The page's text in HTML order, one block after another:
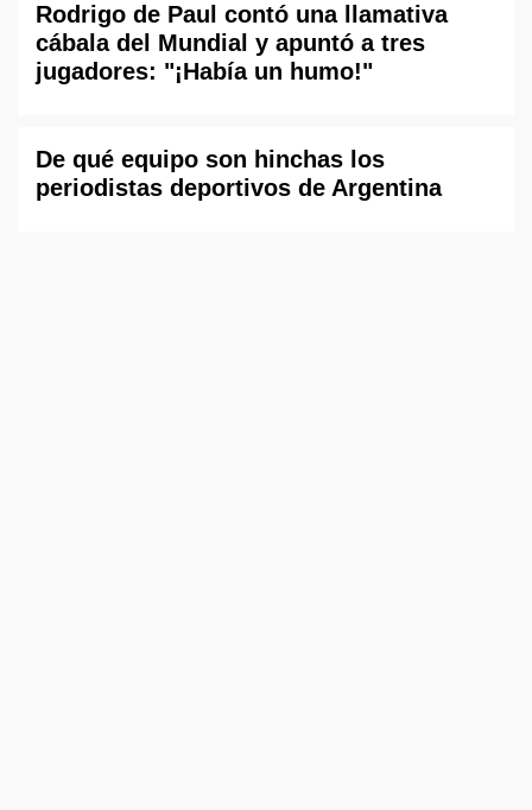
Rodrigo de Paul contó una llamativa
cábala del Mundial y apuntó a tres
jugadores: "¡Había un humo!"
De qué equipo son hinchas los
periodistas deportivos de Argentina